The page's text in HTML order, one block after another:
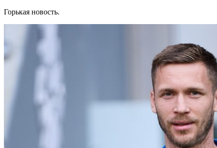
Горькая новость.